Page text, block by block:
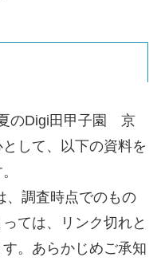
のDigi田甲子園 京
して、以下の資料を
調査時点でのもの
ては、リンク切れと
。あらかじめご承知